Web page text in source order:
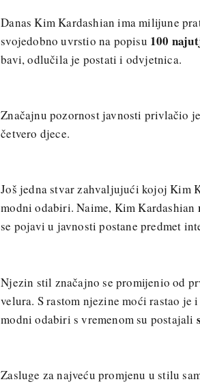
Danas Kim Kardashian ima milijune
svojedobno uvrstio na popisu 100
bavi, odlučila je postati i odvjetnica.
Značajnu pozornost javnosti privlačio
četvero djece.
Još jedna stvar zahvaljujući kojoj Kim
modni odabiri. Naime, Kim Kardashian
se pojavi u javnosti postane predmet
Njezin stil značajno se promijenio od
velura. S rastom njezine moći rastao
modni odabiri s vremenom su postajali
Zasluge za najveću promjenu u stilu